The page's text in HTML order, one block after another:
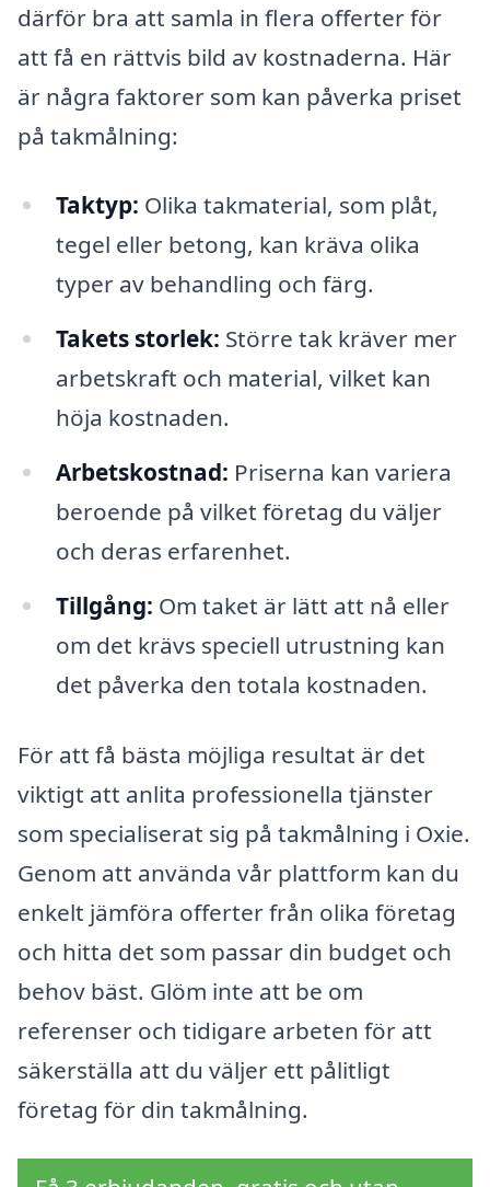
därför bra att samla in flera offerter för
att få en rättvis bild av kostnaderna. Här
är några faktorer som kan påverka priset
på takmålning:
Taktyp: Olika takmaterial, som plåt,
tegel eller betong, kan kräva olika
typer av behandling och färg.
Takets storlek: Större tak kräver mer
arbetskraft och material, vilket kan
höja kostnaden.
Arbetskostnad: Priserna kan variera
beroende på vilket företag du väljer
och deras erfarenhet.
Tillgång: Om taket är lätt att nå eller
om det krävs speciell utrustning kan
det påverka den totala kostnaden.
För att få bästa möjliga resultat är det
viktigt att anlita professionella tjänster
som specialiserat sig på takmålning i Oxie.
Genom att använda vår plattform kan du
enkelt jämföra offerter från olika företag
och hitta det som passar din budget och
behov bäst. Glöm inte att be om
referenser och tidigare arbeten för att
säkerställa att du väljer ett pålitligt
företag för din takmålning.